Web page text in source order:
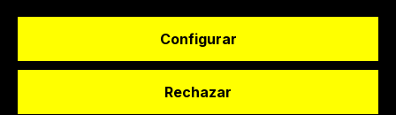
Configurar
Rechazar